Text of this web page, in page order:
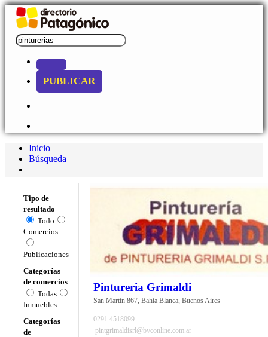
PUBLICAR
Inicio
Búsqueda
Tipo de
resultado
Todo
Comercios
Publicaciones
Categorías
de comercios
Todas
Inmuebles
Categorías
de
Pintureria Grimaldi
San Martín 867, Bahía Blanca, Buenos Aires
0291 4518099
pintgrimaldisrl@bvconline.com.ar